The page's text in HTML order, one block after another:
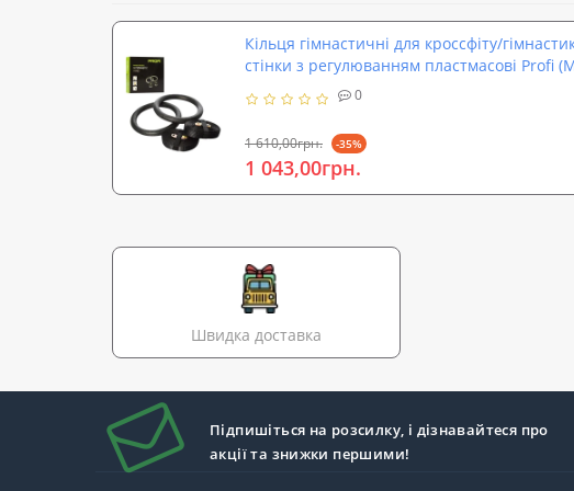
Кільця гімнастичні для кроссфіту/
стінки з регулюванням пластмасові Profi
0
1 610,00грн. -35%
1 043,00грн.
Швидка доставка
Підпишіться на розсилку, і дізнавайтеся про
акції та знижки першими!